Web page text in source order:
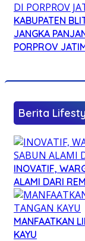
KABUPATEN
JANGKA
PORPROV
Berita
INOVATIF,
ALAMI DARI
MANFAATKAN
KAYU